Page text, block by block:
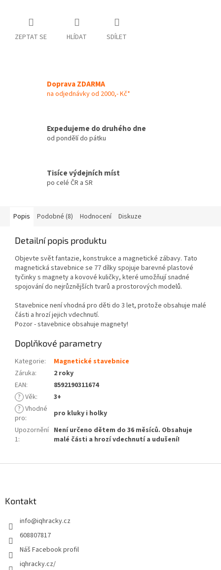
ZEPTAT SE HLÍDAT SDÍLET
Doprava ZDARMA
na odjednávky od 2000,- Kč*
Expedujeme do druhého dne
od pondělí do pátku
Tisíce výdejních míst
po celé ČR a SR
Popis Podobné (8) Hodnocení Diskuze
Detailní popis produktu
Objevte svět fantazie, konstrukce a magnetické zábavy. Tato
magnetická stavebnice se 77 dílky spojuje barevné plastové
tyčinky s magnety a kovové kuličky, které umožňují snadné
spojování do nejrůznějších tvarů a prostorových modelů.
Stavebnice není vhodná pro děti do 3 let, protože obsahuje malé
části a hrozí jejich vdechnutí.
Pozor - stavebnice obsahuje magnety!
Doplňkové parametry
Kategorie:
Magnetické stavebnice
Záruka:
2 roky
EAN:
8592190311674
? Věk:
3+
? Vhodné
pro:
pro kluky i holky
Upozornění
1:
Není určeno dětem do 36 měsíců. Obsahuje
malé části a hrozí vdechnutí a udušení!
Kontakt
info@iqhracky.cz
608807817
Náš Facebook profil
iqhracky.cz/